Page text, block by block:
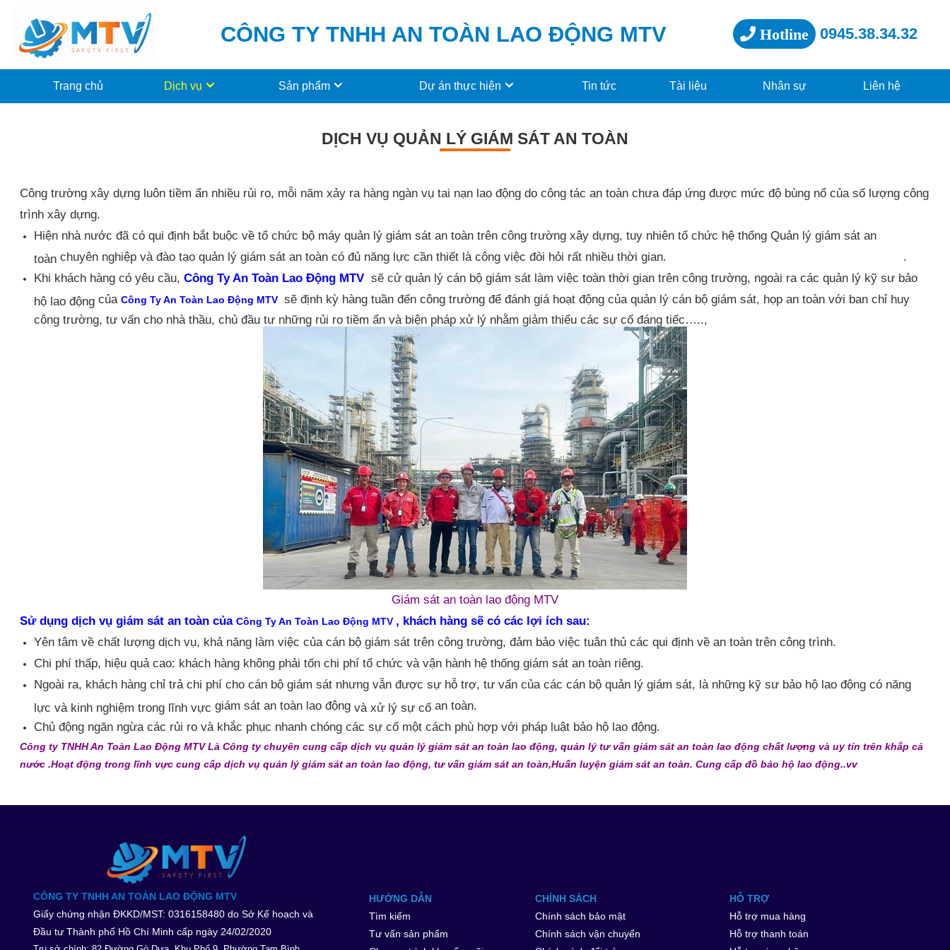
CÔNG TY TNHH AN TOÀN LAO ĐỘNG MTV Hotline 0945.38.34.32
Trang chủ Dịch vụ Sản phẩm Dự án thực hiện Tin tức Tài liệu Nhân sự Liên hệ
DỊCH VỤ QUẢN LÝ GIÁM SÁT AN TOÀN
Công trường xây dựng luôn tiềm ẩn nhiều rủi ro, mỗi năm xảy ra hàng ngàn vụ tai nạn lao động do công tác an toàn chưa đáp ứng được mức độ bùng nổ của số lượng công
trình xây dựng.
Hiện nhà nước đã có qui định bắt buộc về tổ chức bộ máy quản lý giám sát an toàn trên công trường xây dựng, tuy nhiên tổ chức hệ thống Quản lý giám sát an
toàn chuyên nghiệp và đào tạo quản lý giám sát an toàn có đủ năng lực cần thiết là công việc đòi hỏi rất nhiều thời gian. .
Khi khách hàng có yêu cầu, Công Ty An Toàn Lao Động MTV sẽ cử quản lý cán bộ giám sát làm việc toàn thời gian trên công trường, ngoài ra các quản lý kỹ sư bảo
hộ lao động của Công Ty An Toàn Lao Động MTV sẽ định kỳ hàng tuần đến công trường để đánh giá hoạt động của quản lý cán bộ giám sát, họp an toàn với ban chỉ huy
công trường, tư vấn cho nhà thầu, chủ đầu tư những rủi ro tiềm ẩn và biện pháp xử lý nhằm giảm thiểu các sự cố đáng tiếc…..,
Giám sát an toàn lao động MTV
Sử dụng dịch vụ giám sát an toàn của Công Ty An Toàn Lao Động MTV , khách hàng sẽ có các lợi ích sau:
Yên tâm về chất lượng dịch vụ, khả năng làm việc của cán bộ giám sát trên công trường, đảm bảo việc tuân thủ các qui định về an toàn trên công trình.
Chi phí thấp, hiệu quả cao: khách hàng không phải tốn chi phí tổ chức và vận hành hệ thống giám sát an toàn riêng.
Ngoài ra, khách hàng chỉ trả chi phí cho cán bộ giám sát nhưng vẫn được sự hỗ trợ, tư vấn của các cán bộ quản lý giám sát, là những kỹ sư bảo hộ lao động có năng
lực và kinh nghiệm trong lĩnh vực giám sát an toàn lao động và xử lý sự cố an toàn.
Chủ động ngăn ngừa các rủi ro và khắc phục nhanh chóng các sự cố một cách phù hợp với pháp luật bảo hộ lao động.
Công ty TNHH An Toàn Lao Động MTVLà Công ty chuyên cung cấp dịch vụ quản lý giám sát an toàn lao động, quản lýtư vấn giám sát an toàn lao động chất lượng và uy tín trên khắp cả
nước .Hoạt động trong lĩnh vực cung cấp dịch vụ quản lý giám sát an toàn lao động, tư vấn giám sát an toàn,Huấn luyện giám sát an toàn. Cung cấp đồ bảo hộ lao động..vv
CÔNG TY TNHH AN TOÀN LAO ĐỘNG MTV
Giấy chứng nhận ĐKKD/MST: 0316158480 do Sở Kế hoạch và
Đầu tư Thành phố Hồ Chí Minh cấp ngày 24/02/2020
HƯỚNG DẪN
Tìm kiếm
Tư vấn sản phẩm
CHÍNH SÁCH
Chính sách bảo mật
Chính sách vận chuyển
HỖ TRỢ
Hỗ trợ mua hàng
Hỗ trợ thanh toán